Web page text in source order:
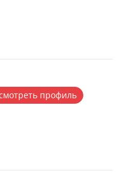
профиль